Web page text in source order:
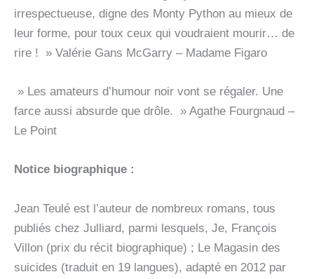
irrespectueuse, digne des Monty Python au mieux de
leur forme, pour toux ceux qui voudraient mourir… de
rire ! » Valérie Gans McGarry – Madame Figaro
» Les amateurs d’humour noir vont se régaler. Une
farce aussi absurde que drôle. » Agathe Fourgnaud –
Le Point
Notice biographique :
Jean Teulé est l’auteur de nombreux romans, tous
publiés chez Julliard, parmi lesquels, Je, François
Villon (prix du récit biographique) ; Le Magasin des
suicides (traduit en 19 langues), adapté en 2012 par